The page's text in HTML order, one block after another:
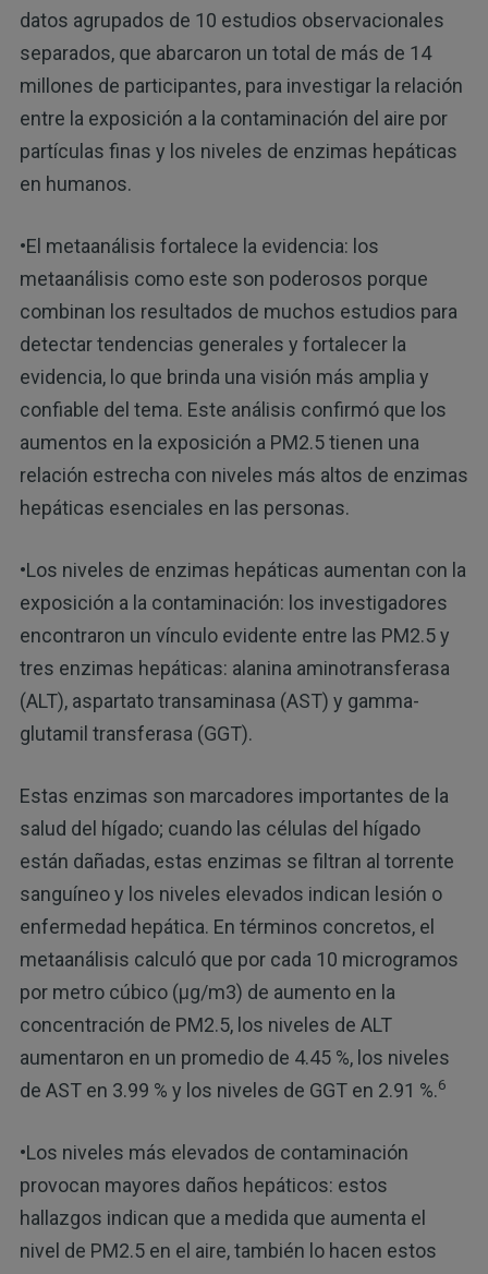
datos agrupados de 10 estudios observacionales
separados, que abarcaron un total de más de 14
millones de participantes, para investigar la relación
entre la exposición a la contaminación del aire por
partículas finas y los niveles de enzimas hepáticas
en humanos.
•El metaanálisis fortalece la evidencia: los
metaanálisis como este son poderosos porque
combinan los resultados de muchos estudios para
detectar tendencias generales y fortalecer la
evidencia, lo que brinda una visión más amplia y
confiable del tema. Este análisis confirmó que los
aumentos en la exposición a PM2.5 tienen una
relación estrecha con niveles más altos de enzimas
hepáticas esenciales en las personas.
•Los niveles de enzimas hepáticas aumentan con la
exposición a la contaminación: los investigadores
encontraron un vínculo evidente entre las PM2.5 y
tres enzimas hepáticas: alanina aminotransferasa
(ALT), aspartato transaminasa (AST) y gamma-
glutamil transferasa (GGT).
Estas enzimas son marcadores importantes de la
salud del hígado; cuando las células del hígado
están dañadas, estas enzimas se filtran al torrente
sanguíneo y los niveles elevados indican lesión o
enfermedad hepática. En términos concretos, el
metaanálisis calculó que por cada 10 microgramos
por metro cúbico (μg/m3) de aumento en la
concentración de PM2.5, los niveles de ALT
aumentaron en un promedio de 4.45 %, los niveles
de AST en 3.99 % y los niveles de GGT en 2.91 %.6
•Los niveles más elevados de contaminación
provocan mayores daños hepáticos: estos
hallazgos indican que a medida que aumenta el
nivel de PM2.5 en el aire, también lo hacen estos